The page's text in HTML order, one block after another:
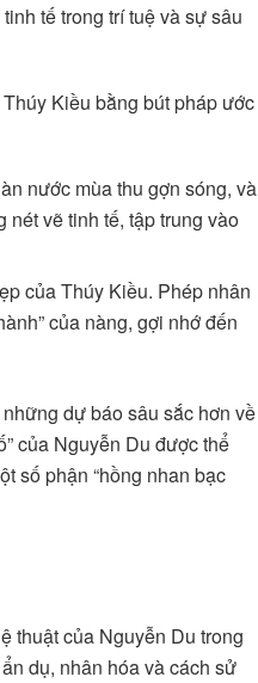
tế trong trí tuệ và sự sâu
Kiều bằng bút pháp ước
nước mùa thu gợn sóng, và
vẽ tinh tế, tập trung vào
của Thúy Kiều. Phép nhân
của nàng, gợi nhớ đến
dự báo sâu sắc hơn về
của Nguyễn Du được thể
số phận “hồng nhan bạc
thuật của Nguyễn Du trong
dụ, nhân hóa và cách sử